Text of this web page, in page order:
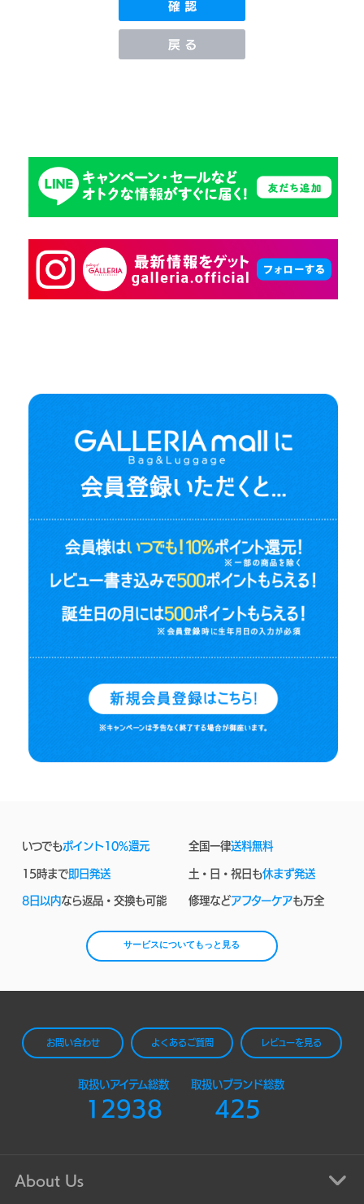
いつでもポイント10%還元 全国一律送料無料
15時まで即日発送 土・日・祝日も休まず発送
8日以内なら返品・交換も可能 修理などアフターケアも万全
サービスについてもっと見る
お問い合わせ よくあるご質問 レビューを見る
取扱いアイテム総数
12938
取扱いブランド総数
425
About Us